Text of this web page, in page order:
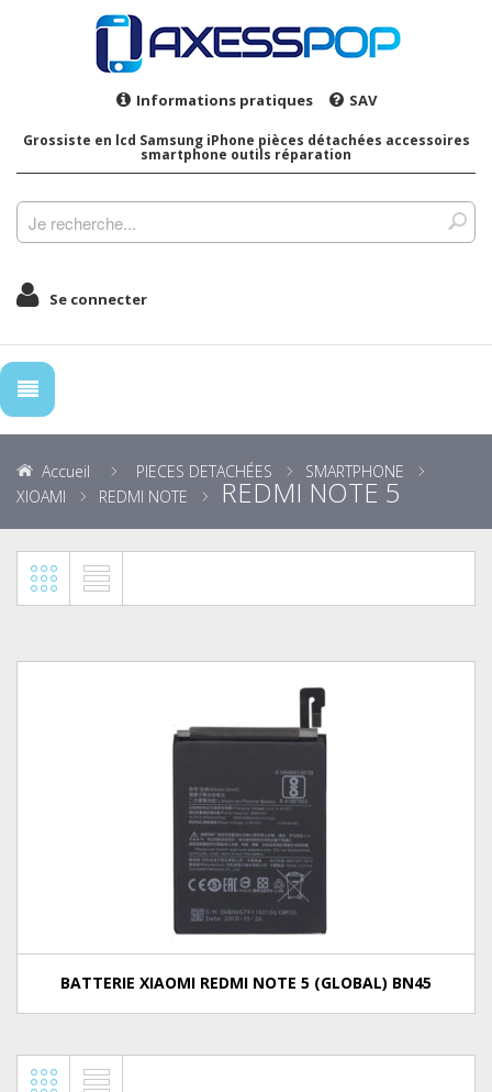
Informations pratiques SAV
Grossiste en lcd Samsung iPhone pièces détachées accessoires
smartphone outils réparation
Se connecter
Accueil PIECES DETACHÉES
SMARTPHONE
XIOAMI
REDMI NOTE REDMI NOTE 5
BATTERIE XIAOMI REDMI NOTE 5 (GLOBAL) BN45